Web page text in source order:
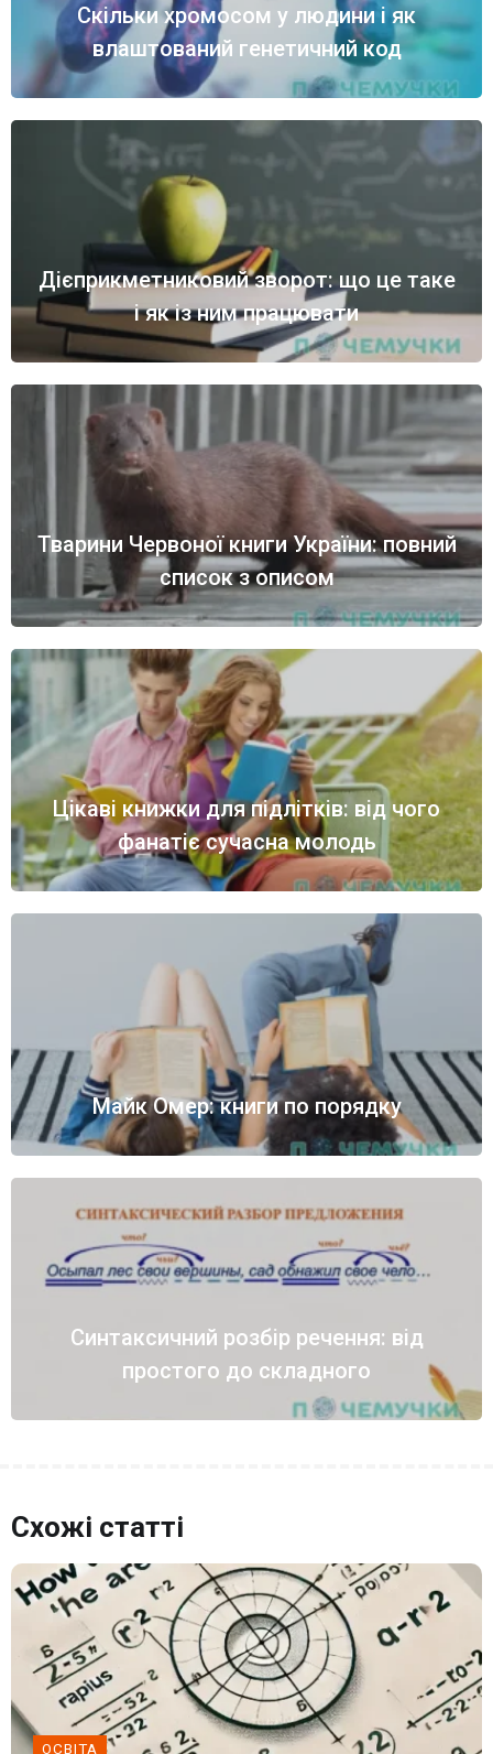
Скільки хромосом у людини і як
влаштований генетичний код
Дієприкметниковий зворот: що це таке
і як із ним працювати
Тварини Червоної книги України: повний
список з описом
Цікаві книжки для підлітків: від чого
фанатіє сучасна молодь
Майк Омер: книги по порядку
Синтаксичний розбір речення: від
простого до складного
Схожі статті
ОСВІТА